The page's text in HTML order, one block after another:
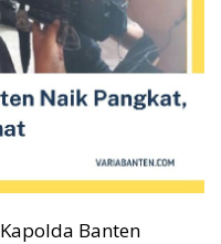
Kapolda Banten